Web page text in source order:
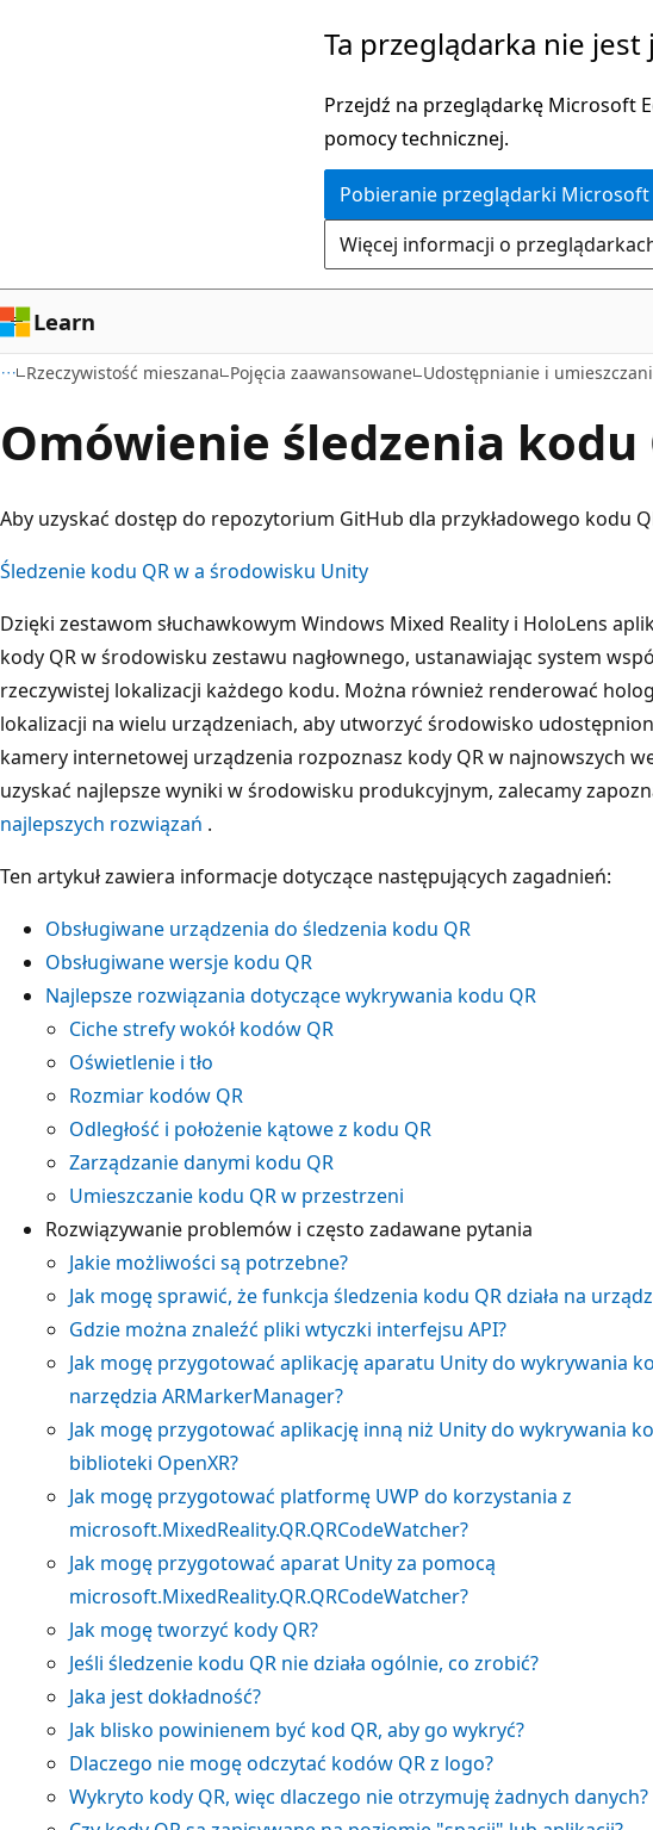
Ta przeglądarka nie jest
Przejdź na przeglądarkę Microsoft
pomocy technicznej.
Pobieranie przeglądarki Microsoft
Więcej informacji o
Learn
Rzeczywistość mieszana Pojęcia zaawansowane Udostępnianie i
Omówienie śledzenia kodu
Aby uzyskać dostęp do repozytorium GitHub dla przykładowego kodu
Śledzenie kodu QR w a środowisku Unity
Dzięki zestawom słuchawkowym Windows Mixed Reality i HoloLens
kody QR w środowisku zestawu nagłownego, ustanawiając system
rzeczywistej lokalizacji każdego kodu. Można również renderować
lokalizacji na wielu urządzeniach, aby utworzyć środowisko
kamery internetowej urządzenia rozpoznasz kody QR w najnowszych
uzyskać najlepsze wyniki w środowisku produkcyjnym, zalecamy
najlepszych rozwiązań .
Ten artykuł zawiera informacje dotyczące następujących zagadnień:
Obsługiwane urządzenia do śledzenia kodu QR
Obsługiwane wersje kodu QR
Najlepsze rozwiązania dotyczące wykrywania kodu QR
Ciche strefy wokół kodów QR
Oświetlenie i tło
Rozmiar kodów QR
Odległość i położenie kątowe z kodu QR
Zarządzanie danymi kodu QR
Umieszczanie kodu QR w przestrzeni
Rozwiązywanie problemów i często zadawane pytania
Jakie możliwości są potrzebne?
Jak mogę sprawić, że funkcja śledzenia kodu QR działa na
Gdzie można znaleźć pliki wtyczki interfejsu API?
Jak mogę przygotować aplikację aparatu Unity do wykrywania
narzędzia ARMarkerManager?
Jak mogę przygotować aplikację inną niż Unity do wykrywania
biblioteki OpenXR?
Jak mogę przygotować platformę UWP do korzystania z
microsoft.MixedReality.QR.QRCodeWatcher?
Jak mogę przygotować aparat Unity za pomocą
microsoft.MixedReality.QR.QRCodeWatcher?
Jak mogę tworzyć kody QR?
Jeśli śledzenie kodu QR nie działa ogólnie, co zrobić?
Jaka jest dokładność?
Jak blisko powinienem być kod QR, aby go wykryć?
Dlaczego nie mogę odczytać kodów QR z logo?
Wykryto kody QR, więc dlaczego nie otrzymuję żadnych danych?